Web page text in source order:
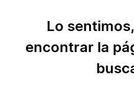
Lo
encontrar la